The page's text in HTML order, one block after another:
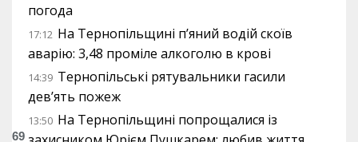
погода
17:12 На Тернопільщині п’яний водій скоїв
аварію: 3,48 проміле алкоголю в крові
14:39 Тернопільські рятувальники гасили
дев’ять пожеж
13:50 На Тернопільщині попрощалися із
69